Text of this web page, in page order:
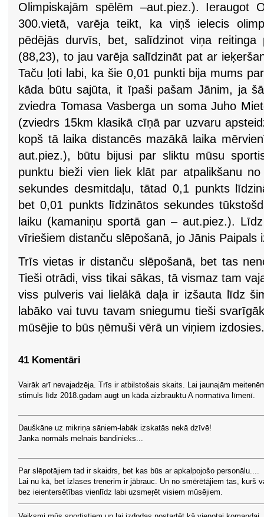
Olimpiskajām spēlēm –aut.piez.). Ieraugot
300.vietā, varēja teikt, ka viņš ielecis
pēdējās durvīs, bet, salīdzinot viņa reitinga
(88,23), to jau varēja salīdzināt pat ar
Taču ļoti labi, ka šie 0,01 punkti bija mums
kāda būtu sajūta, it īpaši pašam Jānim, ja
zviedra Tomasa Vasberga un soma Juho
(zviedrs 15km klasikā cīņā par uzvaru
kopš tā laika distancēs mazākā laika
aut.piez.), būtu bijusi par sliktu mūsu
punktu bieži vien liek klāt par atpalikšanu
sekundes desmitdaļu, tātad 0,1 punkts
bet 0,01 punkts līdzinātos sekundes
laiku (kamaniņu sportā gan – aut.piez.).
vīriešiem distanču slēpošanā, jo Jānis Paipals
Trīs vietas ir distanču slēpošanā, bet tas
Tieši otrādi, viss tikai sākas, tā vismaz tam
viss pulveris vai lielākā daļa ir izšauta līdz
labāko vai tuvu tavam sniegumu tieši
mūsējie to būs ņēmuši vērā un viņiem izdosies.
41 Komentāri
Vairāk arī nevajadzēja. Trīs ir atbilstošais skaits. Lai jaunajām
stimuls līdz 2018.gadam augt un kāda aizbrauktu A normatīva līmenī.
Dauškāne uz mikriņa sāniem-labāk izskatās nekā dzīvē!
Janka normāls melnais bandinieks...
Par slēpotājiem tad ir skaidrs, bet kas būs ar apkalpojošo personālu....
Lai nu kā, bet izlases trenerim ir jābrauc. Un no smērētājiem tas, kurš
bez ieientersētības vienlīdz labi uzsmeŗēt visiem mūsējiem.